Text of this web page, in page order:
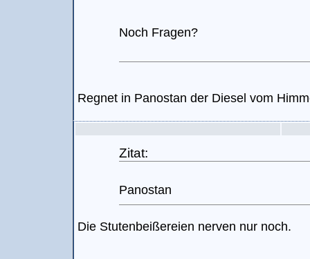
Noch Fragen?
Regnet in Panostan der Diesel vom
Zitat:
Panostan
Die Stutenbeißereien nerven nur noch.